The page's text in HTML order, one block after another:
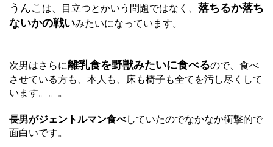
うんこ は、目立つとかいう問題ではなく、 落ちるか落ち
ないかの戦いみたいになっています。
次男はさらに離乳食を野獣みたいに食べるので、食べ
させている方も、本人も、床も椅子も全てを汚し尽くして
います。。。
長男がジェントルマン食べしていたのでなかなか衝撃的で
面白いです。